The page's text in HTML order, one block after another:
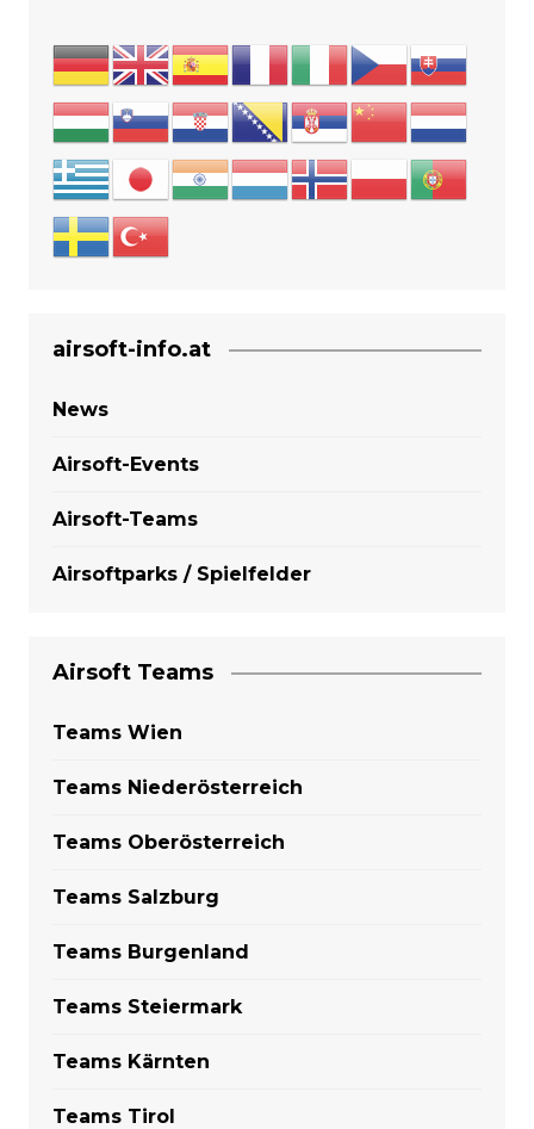
airsoft-info.at
News
Airsoft-Events
Airsoft-Teams
Airsoftparks / Spielfelder
Airsoft Teams
Teams Wien
Teams Niederösterreich
Teams Oberösterreich
Teams Salzburg
Teams Burgenland
Teams Steiermark
Teams Kärnten
Teams Tirol